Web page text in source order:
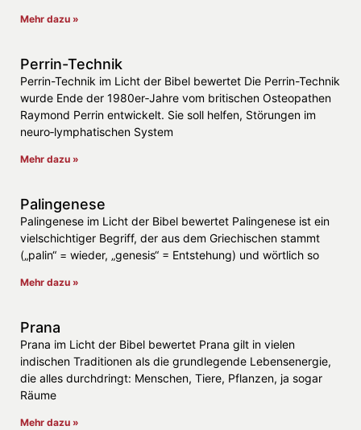
Mehr dazu »
Perrin-Technik
Perrin-Technik im Licht der Bibel bewertet Die Perrin-Technik
wurde Ende der 1980er‑Jahre vom britischen Osteopathen
Raymond Perrin entwickelt. Sie soll helfen, Störungen im
neuro‑lymphatischen System
Mehr dazu »
Palingenese
Palingenese im Licht der Bibel bewertet Palingenese ist ein
vielschichtiger Begriff, der aus dem Griechischen stammt
(„palin“ = wieder, „genesis“ = Entstehung) und wörtlich so
Mehr dazu »
Prana
Prana im Licht der Bibel bewertet Prana gilt in vielen
indischen Traditionen als die grundlegende Lebensenergie,
die alles durchdringt: Menschen, Tiere, Pflanzen, ja sogar
Räume
Mehr dazu »